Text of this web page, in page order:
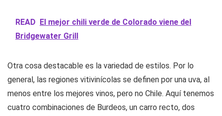
READ El mejor chili verde de Colorado viene del
Bridgewater Grill
Otra cosa destacable es la variedad de estilos. Por lo
general, las regiones vitivinícolas se definen por una uva, al
menos entre los mejores vinos, pero no Chile. Aquí tenemos
cuatro combinaciones de Burdeos, un carro recto, dos